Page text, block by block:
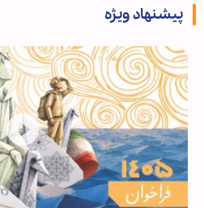
پیشنهاد ویژه